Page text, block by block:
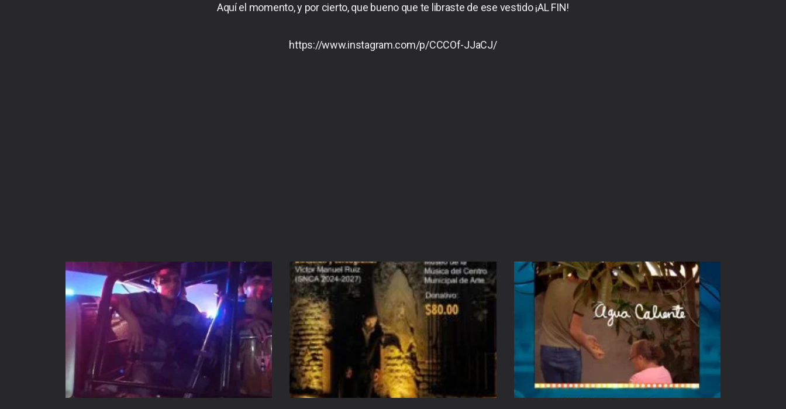
Aquí el momento, y por cierto, que bueno que te libraste de ese vestido ¡AL FIN!
https://www.instagram.com/p/CCCOf-JJaCJ/